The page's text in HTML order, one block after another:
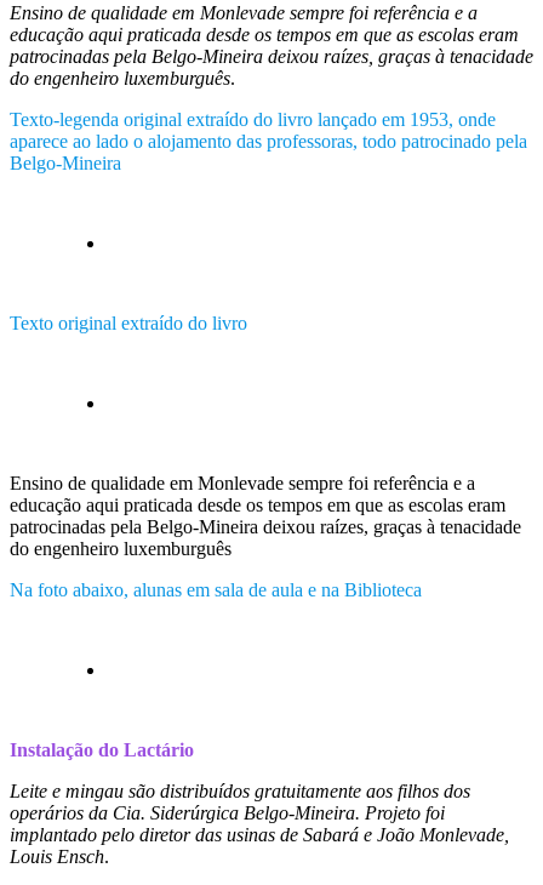
Ensino de qualidade em Monlevade sempre foi referência e a
educação aqui praticada desde os tempos em que as escolas eram
patrocinadas pela Belgo-Mineira deixou raízes, graças à tenacidade
do engenheiro luxemburguês.
Texto-legenda original extraído do livro lançado em 1953, onde
aparece ao lado o alojamento das professoras, todo patrocinado pela
Belgo-Mineira
Texto original extraído do livro
Ensino de qualidade em Monlevade sempre foi referência e a
educação aqui praticada desde os tempos em que as escolas eram
patrocinadas pela Belgo-Mineira deixou raízes, graças à tenacidade
do engenheiro luxemburguês
Na foto abaixo, alunas em sala de aula e na Biblioteca
Instalação do Lactário
Leite e mingau são distribuídos gratuitamente aos filhos dos
operários da Cia. Siderúrgica Belgo-Mineira. Projeto foi
implantado pelo diretor das usinas de Sabará e João Monlevade,
Louis Ensch.